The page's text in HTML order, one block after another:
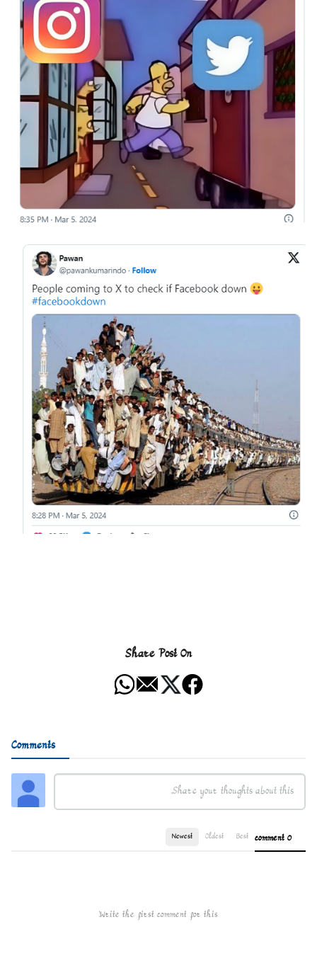
Share Post On
Comments
0 comment
Best
Oldest
Newest
Write the first comment for this!